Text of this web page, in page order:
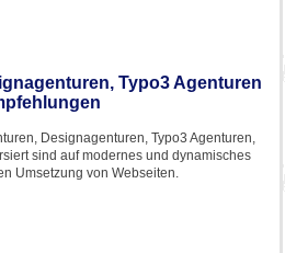
Typo3 Agenturen
Designagenturen, Typo3 Agenturen,
sind auf modernes und dynamisches
Umsetzung von Webseiten.